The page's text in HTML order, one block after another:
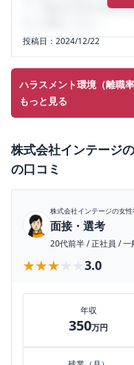
り、将来の不安や現在
投稿日：2024/12/22
ハラスメント環境（離職
もっと見る
株式会社インテージの
の口コミ
株式会社インテージの女性
面接・選考
20代前半/正社員 /一
★★★★★
★★★★★ 3.0
年収
350万円